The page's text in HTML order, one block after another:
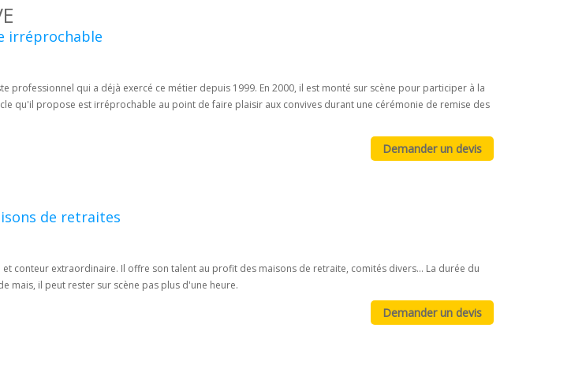
irréprochable
professionnel qui a déjà exercé ce métier depuis 1999. En 2000, il est monté sur scène pour participer à la
qu'il propose est irréprochable au point de faire plaisir aux convives durant une cérémonie de remise des
de retraites
et conteur extraordinaire. Il offre son talent au profit des maisons de retraite, comités divers... La durée du
mais, il peut rester sur scène pas plus d'une heure.